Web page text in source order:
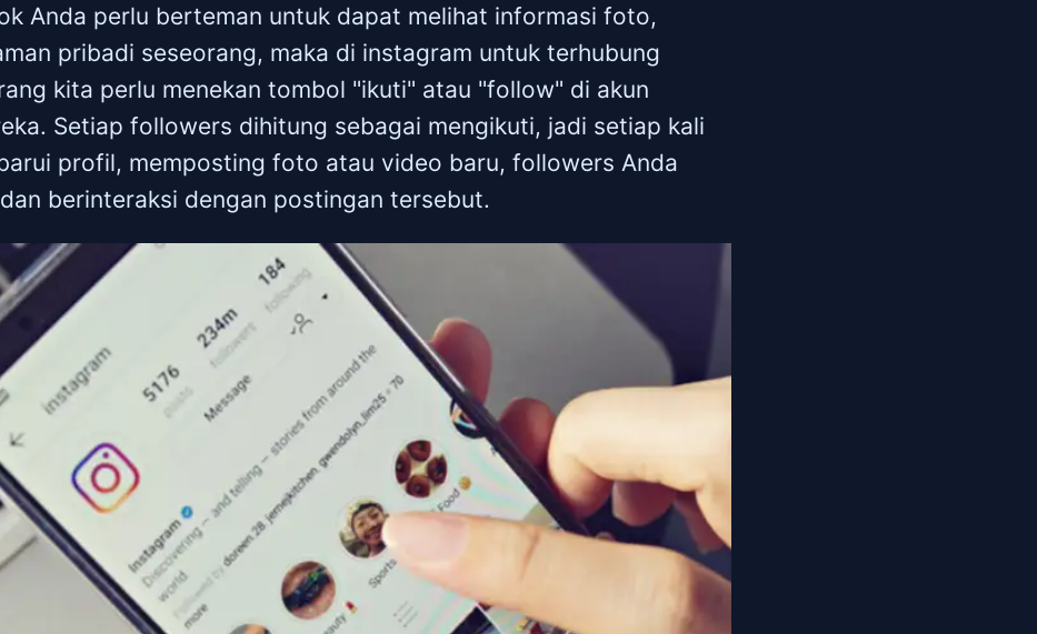
Anda perlu berteman untuk dapat melihat informasi foto,
pribadi seseorang, maka di instagram untuk terhubung
kita perlu menekan tombol "ikuti" atau "follow" di akun
Setiap followers dihitung sebagai mengikuti, jadi setiap kali
profil, memposting foto atau video baru, followers Anda
berinteraksi dengan postingan tersebut.